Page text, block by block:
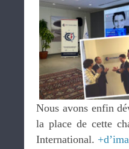
Nous avons enfin
la place de cette
International.